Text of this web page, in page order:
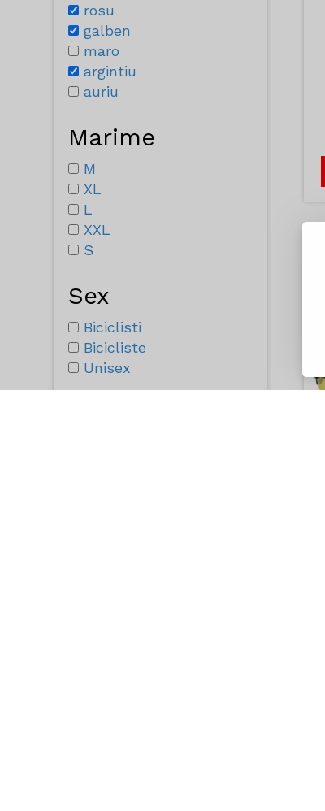
rosu
galben
maro
argintiu
auriu
Marime
M
XL
L
XXL
S
Sex
Biciclisti
Bicicliste
Unisex